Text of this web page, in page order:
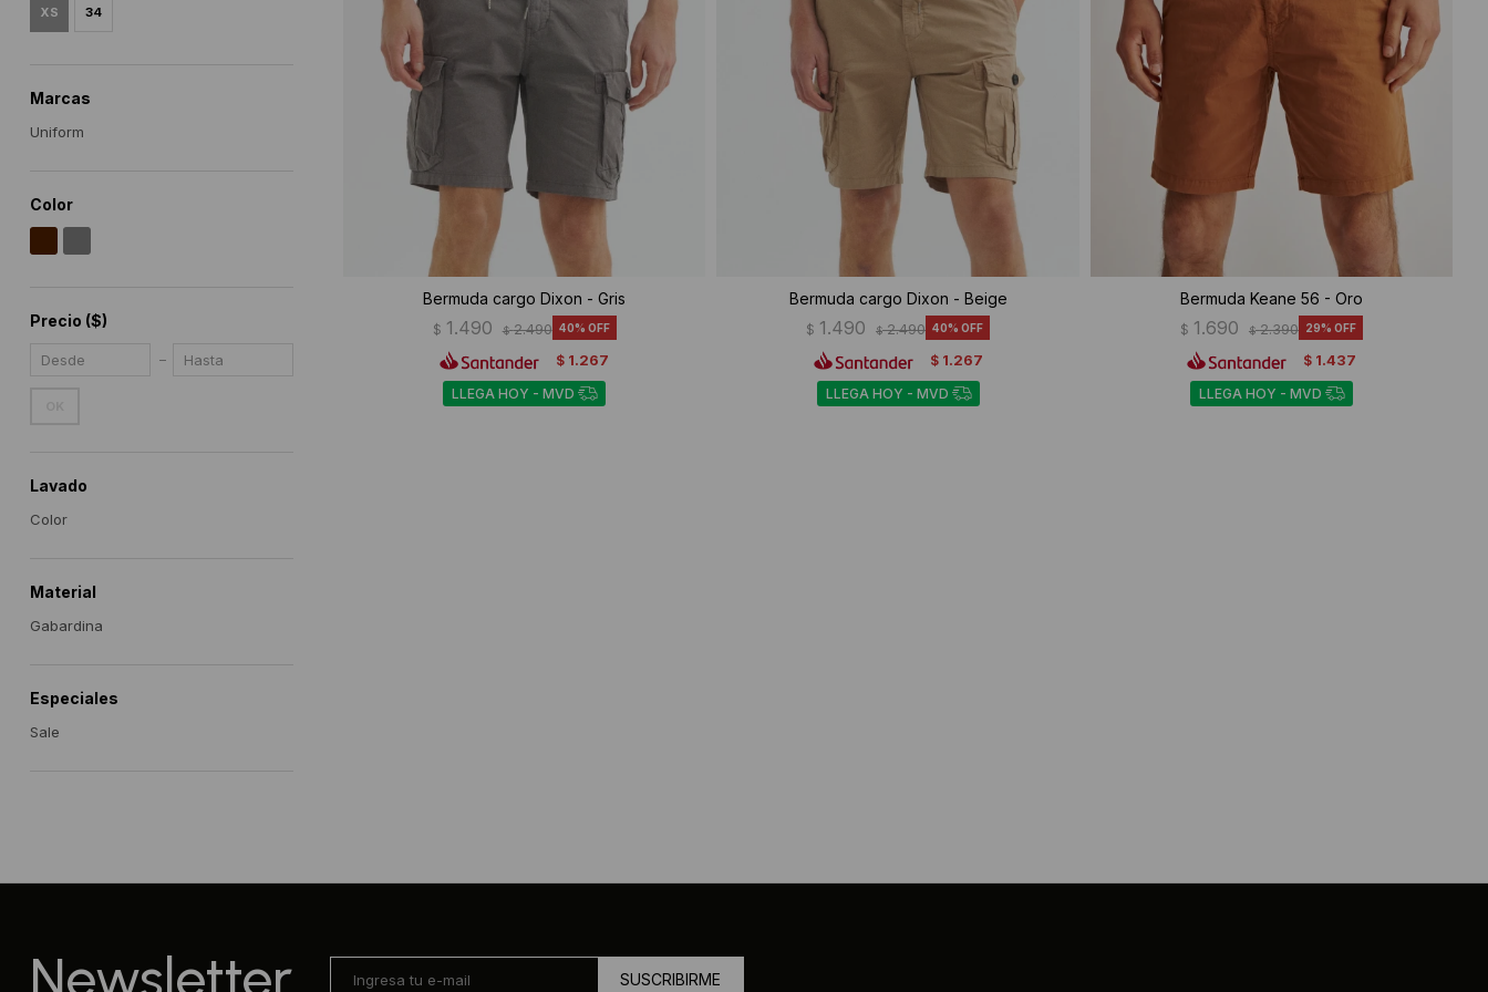
Bermuda cargo Dixon - Gris
$ 1.490 $ 2.490 40
$ 1.267
LLEGA HOY - MVD
Bermuda cargo Dixon - Beige
$ 1.490 $ 2.490 40
$ 1.267
LLEGA HOY - MVD
Bermuda Keane 56 - Oro
$ 1.690 $ 2.390 29
$ 1.437
LLEGA HOY - MVD
XS 34
Marcas
Uniform
Color
Precio ($)
Lavado
Color
Material
Gabardina
Especiales
Sale
Newsletter SUSCRIBIRME